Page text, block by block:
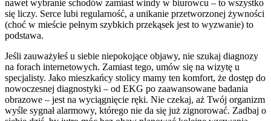
nawet wybranie schodów zamiast windy w biurowcu – to wszystko
się liczy. Serce lubi regularność, a unikanie przetworzonej żywności
(choć w mieście pełnym szybkich przekąsek jest to wyzwanie) to
podstawa.
Jeśli zauważyłeś u siebie niepokojące objawy, nie szukaj diagnozy
na forach internetowych. Zamiast tego, umów się na wizytę u
specjalisty. Jako mieszkańcy stolicy mamy ten komfort, że dostęp do
nowoczesnej diagnostyki – od EKG po zaawansowane badania
obrazowe – jest na wyciągnięcie ręki. Nie czekaj, aż Twój organizm
wyśle sygnał alarmowy, którego nie da się już zignorować. Zadbaj o